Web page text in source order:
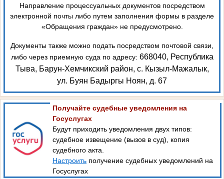
Направление процессуальных документов посредством
электронной почты либо путем заполнения формы в разделе
«Обращения граждан» не предусмотрено.
Документы также можно подать посредством почтовой связи,
либо через приемную суда по адресу: 668040, Республика
Тыва, Барун-Хемчикский район, с. Кызыл-Мажалык,
ул. Буян Бадыргы Ноян, д. 67
Получайте судебные уведомления на
Госуслугах
Будут приходить уведомления двух типов:
судебное извещение (вызов в суд), копия
судебного акта.
Настроить получение судебных уведомлений на
Госуслугах